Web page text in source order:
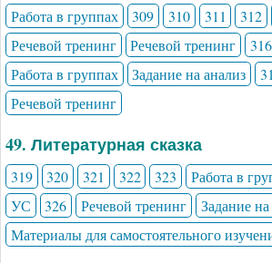
Работа в группах 309 310 311 312
Речевой тренинг
Речевой тренинг 316
Работа в группах
Задание на анализ
Речевой тренинг
49. Литературная сказка
319 320 321 322 323 Работа в
УС
326 Речевой тренинг Задание
Материалы для самостоятельного